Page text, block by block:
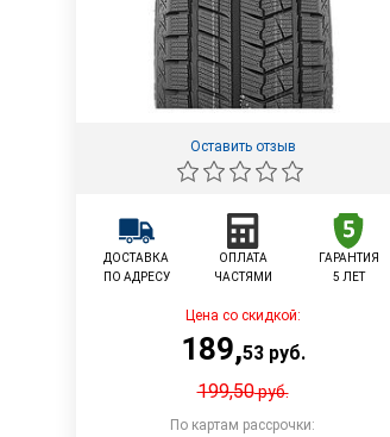
Оставить отзыв
ДОСТАВКА
ПО АДРЕСУ
ОПЛАТА
ЧАСТЯМИ
ГАРАНТИЯ
5 ЛЕТ
Цена со скидкой:
189,53руб.
199,50руб.
По картам рассрочки: